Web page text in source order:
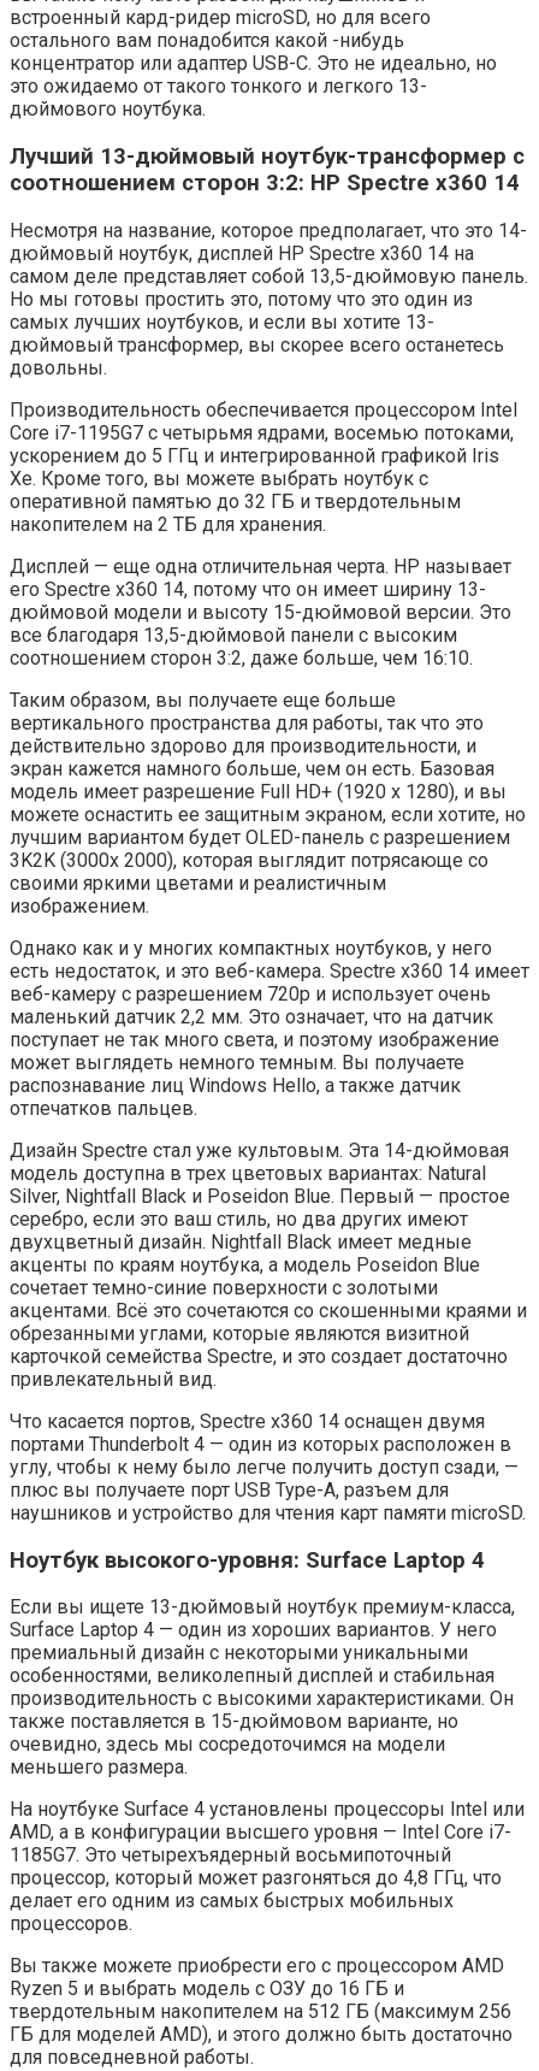
встроенный кард-ридер microSD, но для всего
остального вам понадобится какой -нибудь
концентратор или адаптер USB-C. Это не идеально, но
это ожидаемо от такого тонкого и легкого 13-
дюймового ноутбука.
Лучший 13-дюймовый ноутбук-трансформер с
соотношением сторон 3:2: HP Spectre x360 14
Несмотря на название, которое предполагает, что это 14-
дюймовый ноутбук, дисплей HP Spectre x360 14 на
самом деле представляет собой 13,5-дюймовую панель.
Но мы готовы простить это, потому что это один из
самых лучших ноутбуков, и если вы хотите 13-
дюймовый трансформер, вы скорее всего останетесь
довольны.
Производительность обеспечивается процессором Intel
Core i7-1195G7 с четырьмя ядрами, восемью потоками,
ускорением до 5 ГГц и интегрированной графикой Iris
Xe. Кроме того, вы можете выбрать ноутбук с
оперативной памятью до 32 ГБ и твердотельным
накопителем на 2 ТБ для хранения.
Дисплей — еще одна отличительная черта. HP называет
его Spectre x360 14, потому что он имеет ширину 13-
дюймовой модели и высоту 15-дюймовой версии. Это
все благодаря 13,5-дюймовой панели с высоким
соотношением сторон 3:2, даже больше, чем 16:10.
Таким образом, вы получаете еще больше
вертикального пространства для работы, так что это
действительно здорово для производительности, и
экран кажется намного больше, чем он есть. Базовая
модель имеет разрешение Full HD+ (1920 x 1280), и вы
можете оснастить ее защитным экраном, если хотите, но
лучшим вариантом будет OLED-панель с разрешением
3K2K (3000x 2000), которая выглядит потрясающе со
своими яркими цветами и реалистичным
изображением.
Однако как и у многих компактных ноутбуков, у него
есть недостаток, и это веб-камера. Spectre x360 14 имеет
веб-камеру с разрешением 720p и использует очень
маленький датчик 2,2 мм. Это означает, что на датчик
поступает не так много света, и поэтому изображение
может выглядеть немного темным. Вы получаете
распознавание лиц Windows Hello, а также датчик
отпечатков пальцев.
Дизайн Spectre стал уже культовым. Эта 14-дюймовая
модель доступна в трех цветовых вариантах: Natural
Silver, Nightfall Black и Poseidon Blue. Первый — простое
серебро, если это ваш стиль, но два других имеют
двухцветный дизайн. Nightfall Black имеет медные
акценты по краям ноутбука, а модель Poseidon Blue
сочетает темно-синие поверхности с золотыми
акцентами. Всё это сочетаются со скошенными краями и
обрезанными углами, которые являются визитной
карточкой семейства Spectre, и это создает достаточно
привлекательный вид.
Что касается портов, Spectre x360 14 оснащен двумя
портами Thunderbolt 4 — один из которых расположен в
углу, чтобы к нему было легче получить доступ сзади, —
плюс вы получаете порт USB Type-A, разъем для
наушников и устройство для чтения карт памяти microSD.
Ноутбук высокого-уровня: Surface Laptop 4
Если вы ищете 13-дюймовый ноутбук премиум-класса,
Surface Laptop 4 — один из хороших вариантов. У него
премиальный дизайн с некоторыми уникальными
особенностями, великолепный дисплей и стабильная
производительность с высокими характеристиками. Он
также поставляется в 15-дюймовом варианте, но
очевидно, здесь мы сосредоточимся на модели
меньшего размера.
На ноутбуке Surface 4 установлены процессоры Intel или
AMD, а в конфигурации высшего уровня — Intel Core i7-
1185G7. Это четырехъядерный восьмипоточный
процессор, который может разгоняться до 4,8 ГГц, что
делает его одним из самых быстрых мобильных
процессоров.
Вы также можете приобрести его с процессором AMD
Ryzen 5 и выбрать модель с ОЗУ до 16 ГБ и
твердотельным накопителем на 512 ГБ (максимум 256
ГБ для моделей AMD), и этого должно быть достаточно
для повседневной работы.